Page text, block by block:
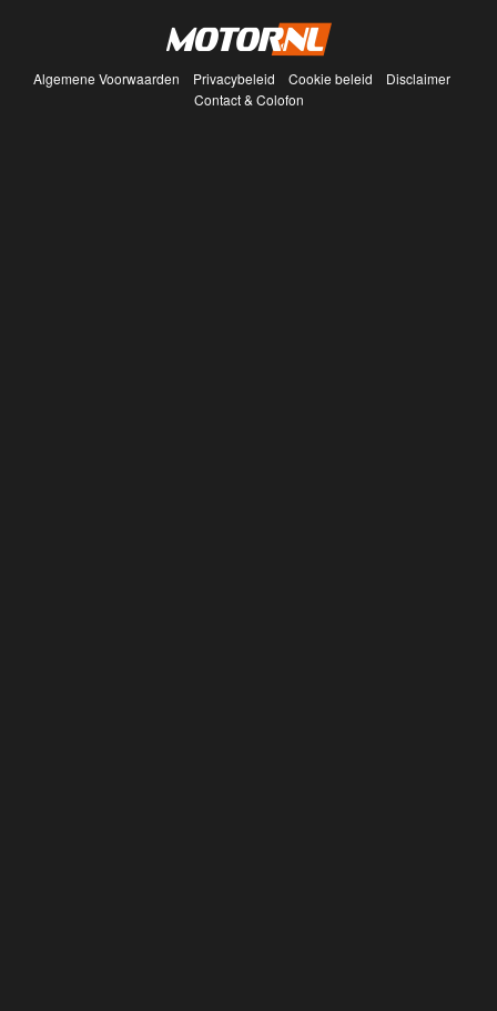
Algemene Voorwaarden Privacybeleid Cookie beleid
Disclaimer
Contact & Colofon